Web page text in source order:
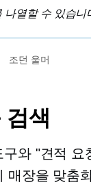
나열할 수 있습니
조던 울머
검색
와 "견적 요
매장을 맞춤